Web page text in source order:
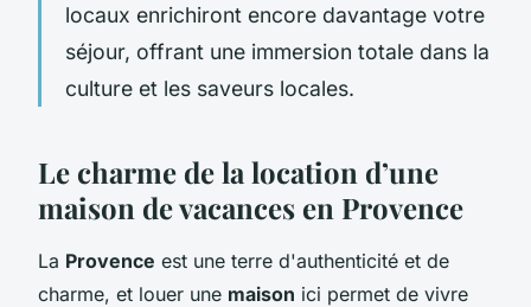
locaux enrichiront encore davantage votre
séjour, offrant une immersion totale dans la
culture et les saveurs locales.
Le charme de la location d’une
maison de vacances en Provence
La Provence est une terre d'authenticité et de
charme, et louer une maison ici permet de vivre